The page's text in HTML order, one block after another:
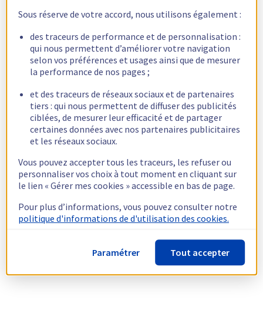
Sous réserve de votre accord, nous utilisons également :
des traceurs de performance et de personnalisation :
qui nous permettent d’améliorer votre navigation
selon vos préférences et usages ainsi que de mesurer
la performance de nos pages ;
et des traceurs de réseaux sociaux et de partenaires
tiers : qui nous permettent de diffuser des publicités
ciblées, de mesurer leur efficacité et de partager
certaines données avec nos partenaires publicitaires
et les réseaux sociaux.
Vous pouvez accepter tous les traceurs, les refuser ou
personnaliser vos choix à tout moment en cliquant sur
le lien « Gérer mes cookies » accessible en bas de page.
Pour plus d’informations, vous pouvez consulter notre
politique d'informations de d'utilisation des cookies.
Paramétrer Tout accepter